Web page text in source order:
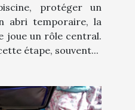
protéger un
abri temporaire, la
joue un rôle central.
étape, souvent...